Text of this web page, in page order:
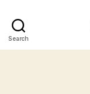
Search